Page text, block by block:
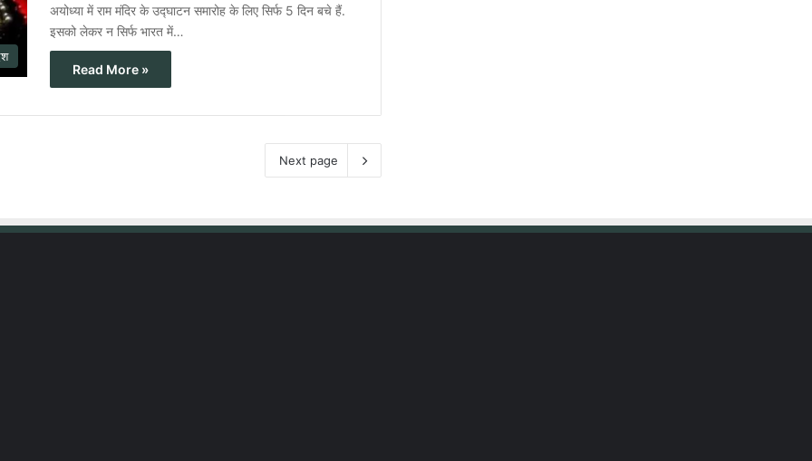
अयोध्या में राम मंदिर के उद्घाटन समारोह के लिए सिर्फ 5 दिन बचे हैं.
इसको लेकर न सिर्फ भारत में…
Read More »
Next page